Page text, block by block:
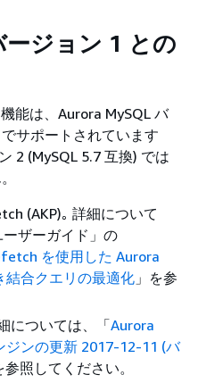
ジョン 1 との
能は、Aurora MySQL バ
サポートされています
2 (MySQL 5.7 互換) では
(AKP)｡ 詳細について
ザーガイド」の
を使用した Aurora
結合クエリの最適化 」を参
については、「Aurora
ジンの更新 2017-12-11 (バ
参照してください。